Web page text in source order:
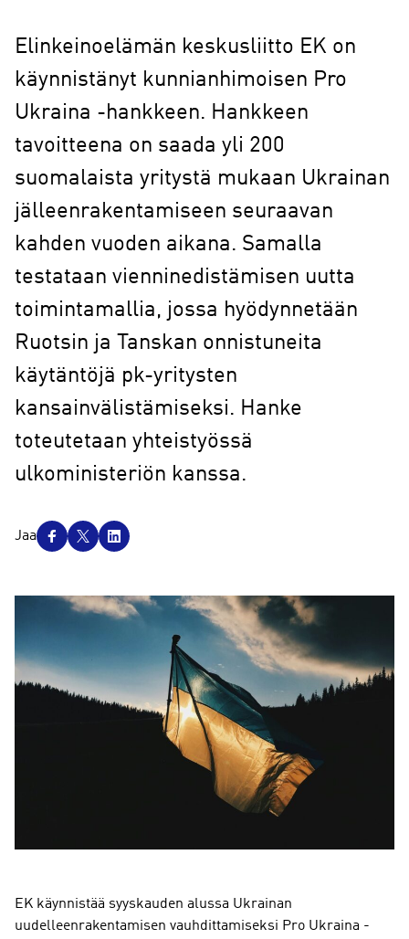
Elinkeinoelämän keskusliitto EK on
käynnistänyt kunnianhimoisen Pro
Ukraina -hankkeen. Hankkeen
tavoitteena on saada yli 200
suomalaista yritystä mukaan Ukrainan
jälleenrakentamiseen seuraavan
kahden vuoden aikana. Samalla
testataan vienninedistämisen uutta
toimintamallia, jossa hyödynnetään
Ruotsin ja Tanskan onnistuneita
käytäntöjä pk-yritysten
kansainvälistämiseksi. Hanke
toteutetaan yhteistyössä
ulkoministeriön kanssa.
J
Jaa
EK käynnistää syyskauden alussa Ukrainan
uudelleenrakentamisen vauhdittamiseksi Pro Ukraina -